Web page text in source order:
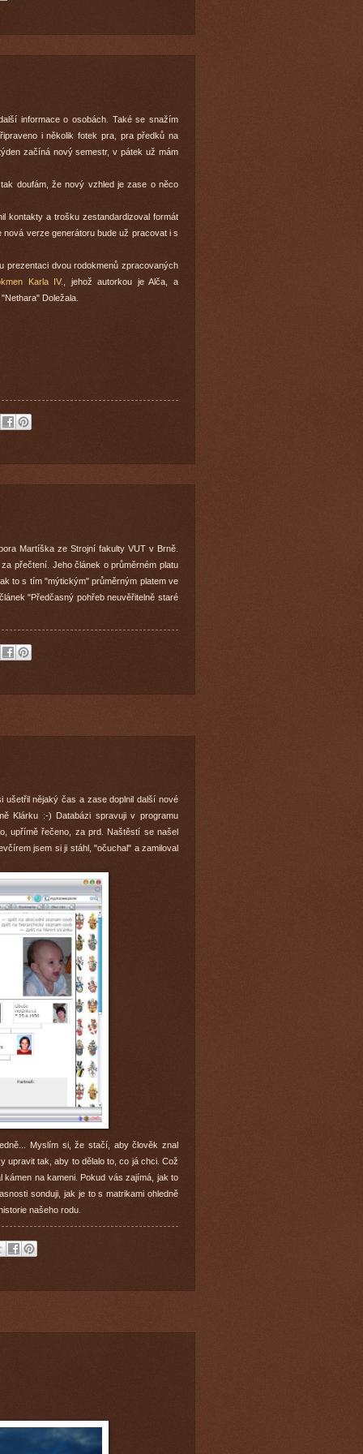
informace o osobách. Také se snažím
i několik fotek pra, pra předků na
začíná nový semestr, v pátek už mám
doufám, že nový vzhled je zase o něco
kontakty a trošku zestandardizoval formát
verze generátoru bude už pracovat i s
prezentaci dvou rodokmenů zpracovaných
Karla IV.
, jehož autorkou je Alča, a
Doležala.
Martíška ze Strojní fakulty VUT v Brně.
přečtení. Jeho článek o průměrném platu
to s tím "mýtickým" průměrným platem ve
"Předčasný pohřeb neuvěřitelně staré
nějaký čas a zase doplnil další nové
Klárku :-) Databázi spravuji v programu
upřímě řečeno, za prd. Naštěstí se našel
jsem si ji stáhl, "očuchal" a zamiloval
Myslím si, že stačí, aby člověk znal
upravit tak, aby to dělalo to, co já chci. Což
na kameni. Pokud vás zajímá, jak to
sonduji, jak je to s matrikami ohledně
našeho rodu.